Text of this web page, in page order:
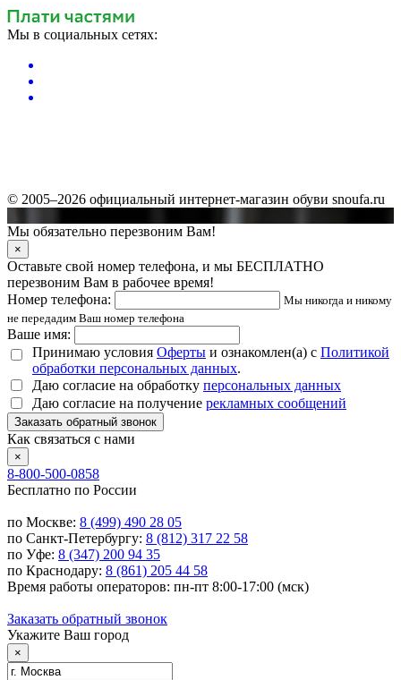
Мы в социальных сетях:
© 2005–2026 официальный интернет-магазин обуви snoufa.ru
Мы обязательно перезвоним Вам!
×
Оставьте свой номер телефона, и мы БЕСПЛАТНО
перезвоним Вам в рабочее время!
Номер телефона:
Мы никогда и никому
не передадим Ваш номер телефона
Ваше имя:
Принимаю условия Оферты и ознакомлен(а) с Политикой
обработки персональных данных.
Даю согласие на обработку персональных данных
Даю согласие на получение рекламных сообщений
Заказать обратный звонок
Как связаться с нами
×
8-800-500-0858
Бесплатно по России
по Москве: 8 (499) 490 28 05
по Санкт-Петербургу: 8 (812) 317 22 58
по Уфе: 8 (347) 200 94 35
по Краснодару: 8 (861) 205 44 58
Время работы операторов: пн-пт 8:00-17:00 (мск)
Заказать обратный звонок
Укажите Ваш город
×